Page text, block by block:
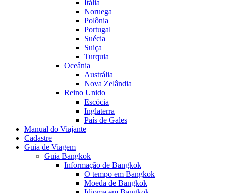
Itália
Noruega
Polônia
Portugal
Suécia
Suiça
Turquia
Oceânia
Austrália
Nova Zelândia
Reino Unido
Escócia
Inglaterra
País de Gales
Manual do Viajante
Cadastre
Guia de Viagem
Guia Bangkok
Informação de Bangkok
O tempo em Bangkok
Moeda de Bangkok